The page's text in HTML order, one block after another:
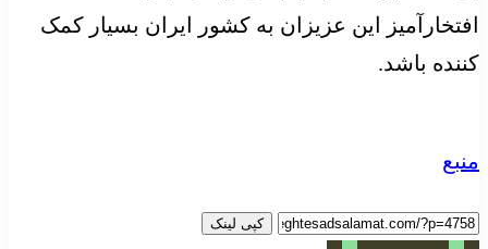
افتخارآمیز این عزیزان به کشور ایران بسیار کمک
کننده باشد.
منبع
کپی لینک